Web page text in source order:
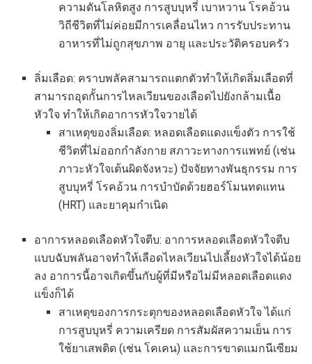
ความดันโลหิตสูง การสูบบุหรี่ เบาหวาน โรคอ้วน
วิถีชีวิตที่ไม่ค่อยมีการเคลื่อนไหว การรับประทาน
อาหารที่ไม่ถูกสุขภาพ อายุ และประวัติครอบครัว
ลิ่มเลือด: คราบพลัคสามารถแตกตัวทำให้เกิดลิ่มเลือดที่
สามารถอุดกั้นการไหลเวียนของเลือดไปยังกล้ามเนื้อ
หัวใจ ทำให้เกิดอาการหัวใจวายได้
สาเหตุของลิ่มเลือด: หลอดเลือดแดงแข็งตัว การใช้
ชีวิตที่ไม่ออกกำลังกาย สภาวะทางการแพทย์ (เช่น
ภาวะหัวใจเต้นผิดจังหวะ) ปัจจัยทางพันธุกรรม การ
สูบบุหรี่ โรคอ้วน การบำบัดด้วยฮอร์โมนทดแทน
(HRT) และยาคุมกำเนิด
อาการหลอดเลือดหัวใจตีบ: อาการหลอดเลือดหัวใจตีบ
แบบฉับพลันอาจทำให้เลือดไหลเวียนไปเลี้ยงหัวใจได้น้อย
ลง อาการนี้อาจเกิดขึ้นกับผู้ที่มีหรือไม่มีหลอดเลือดแดง
แข็งก็ได้
สาเหตุของการกระตุกของหลอดเลือดหัวใจ ได้แก่
การสูบบุหรี่ ความเครียด การสัมผัสความเย็น การ
ใช้ยาเสพติด (เช่น โคเคน) และการขาดแมกนีเซียม